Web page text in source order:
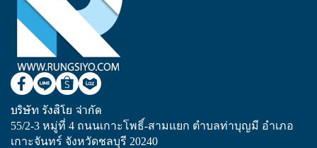
บริษัท รังสิโย จำกัด
55/2-3 หมู่ที่ 4 ถนนเกาะโพธิ์-สามแยก ตำบลท่าบุญมี อำเภอ
เกาะจันทร์ จังหวัดชลบุรี 20240